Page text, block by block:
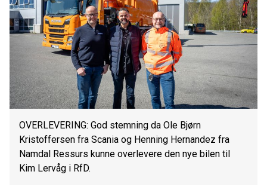
OVERLEVERING: God stemning da Ole Bjørn
Kristoffersen fra Scania og Henning Hernandez fra
Namdal Ressurs kunne overlevere den nye bilen til
Kim Lervåg i RfD.